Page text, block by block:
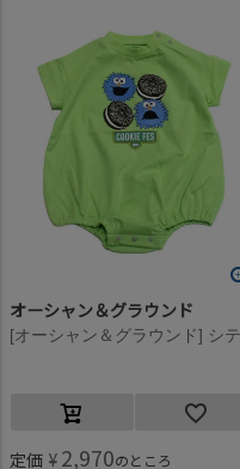
オーシャン＆グラウンド
定価 ¥ 2,970のところ